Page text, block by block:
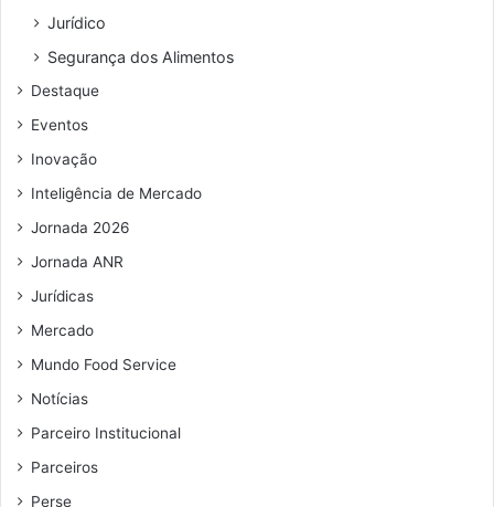
Jurídico
Segurança dos Alimentos
Destaque
Eventos
Inovação
Inteligência de Mercado
Jornada 2026
Jornada ANR
Jurídicas
Mercado
Mundo Food Service
Notícias
Parceiro Institucional
Parceiros
Perse